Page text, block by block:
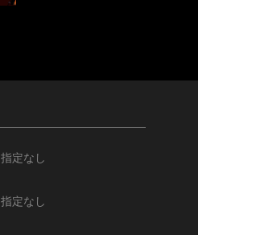
指定なし
指定なし